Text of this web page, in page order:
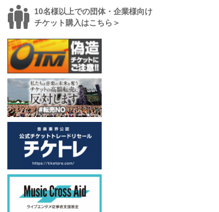
10名様以上での団体・企業様向け
チケット購入はこちら＞